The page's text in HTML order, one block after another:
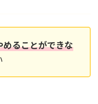
ることができな